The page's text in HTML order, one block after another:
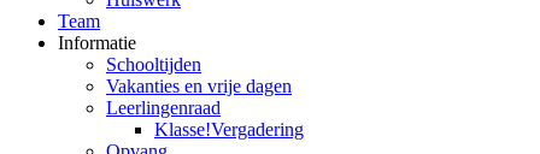
Team
Informatie
Schooltijden
Vakanties en vrije dagen
Leerlingenraad
Klasse!Vergadering